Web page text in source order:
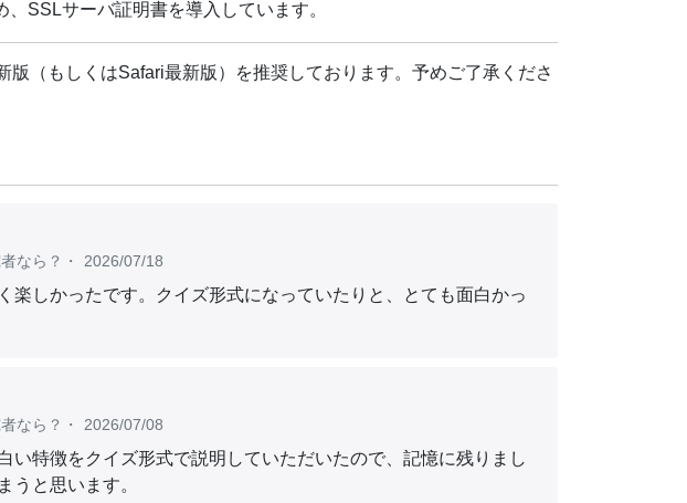
SSLサーバ証明書を導入しています。
（もしくはSafari最新版）を推奨しております。予めご了承くださ
なら？ ・ 2026/07/18
楽しかったです。クイズ形式になっていたりと、とても面白かっ
なら？ ・ 2026/07/08
い特徴をクイズ形式で説明していただいたので、記憶に残りまし
と思います。